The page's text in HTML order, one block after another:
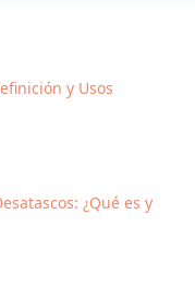
y Usos
¿Qué es y